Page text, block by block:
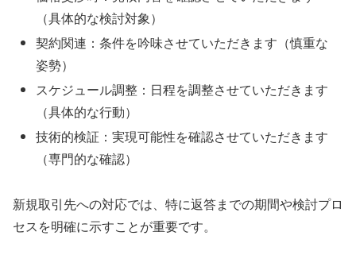
（具体的な検討対象）
契約関連：条件を吟味させていただきます（慎重な
姿勢）
スケジュール調整：日程を調整させていただきます
（具体的な行動）
技術的検証：実現可能性を確認させていただきます
（専門的な確認）
新規取引先への対応では、特に返答までの期間や検討プロ
セスを明確に示すことが重要です。